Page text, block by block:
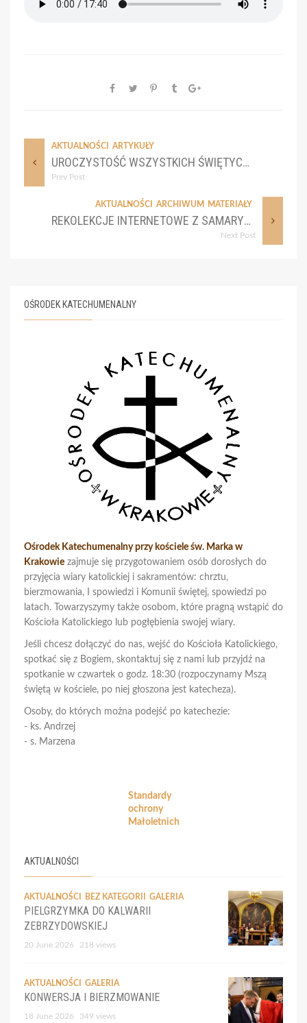
AKTUALNOŚCI ARTYKUŁY
UROCZYSTOŚĆ WSZYSTKICH ŚWIĘTYCH I WSPOMNIENIE WSZYSTKICH WIERNYCH ZMARŁYCH, TAK ZWANY DZIEŃ ZADUSZNY
Prev Post
AKTUALNOŚCI ARCHIWUM MATERIAŁY
REKOLEKCJE INTERNETOWE Z SAMARYTANKĄ, CZ. 1.
Next Post
OŚRODEK KATECHUMENALNY
Ośrodek Katechumenalny przy kościele św. Marka w
Krakowie zajmuje się przygotowaniem osób dorosłych do
przyjęcia wiary katolickiej i sakramentów: chrztu,
bierzmowania, I spowiedzi i Komunii świętej, spowiedzi po
latach. Towarzyszymy także osobom, które pragną wstąpić do
Kościoła Katolickiego lub pogłębienia swojej wiary.
Jeśli chcesz dołączyć do nas, wejść do Kościoła Katolickiego,
spotkać się z Bogiem, skontaktuj się z nami lub przyjdź na
spotkanie w czwartek o godz. 18:30 (rozpoczynamy Mszą
świętą w kościele, po niej głoszona jest katecheza).
Osoby, do których można podejść po katechezie:
- ks. Andrzej
- s. Marzena
Standardy
ochrony
Małoletnich
AKTUALNOŚCI
AKTUALNOŚCI BEZ KATEGORII GALERIA
PIELGRZYMKA DO KALWARII
ZEBRZYDOWSKIEJ
20 June 2026 218 views
AKTUALNOŚCI GALERIA
KONWERSJA I BIERZMOWANIE
18 June 2026 349 views